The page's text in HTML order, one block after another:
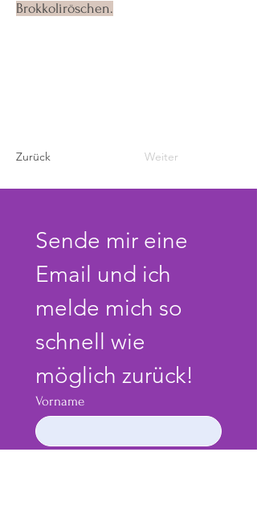
Brokkoliröschen.
Zurück Weiter
Sende mir eine
Email und ich
melde mich so
schnell wie
möglich zurück!
Vorname
Email *